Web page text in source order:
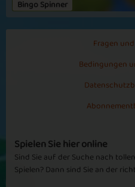
langweilig sein. 🙄
Bingo 90
XHypnoze
Bingo Spinner
Fragen
Bedingungen
Spielen Sie hier online
Sind Sie auf der Suche nach
Spielen? Dann sind Sie an der